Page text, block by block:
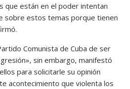
que están en el poder intentan
sobre estos temas porque tienen
Comunista de Cuba de ser
sin embargo, manifestó
para solicitarle su opinión
acontecimiento que violenta los